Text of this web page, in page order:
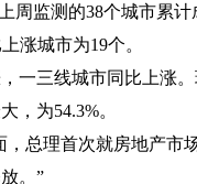
周监测的38个城市累计
上涨城市为19个。
一三线城市同比上涨
，为54.3%。
，总理首次就房地产
。”